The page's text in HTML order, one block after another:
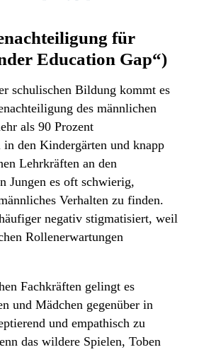
für
Education Gap“)
schulischen Bildung kommt es
des männlichen
als 90 Prozent
den Kindergärten und knapp
Lehrkräften an den
Jungen es oft schwierig,
Verhalten zu finden.
negativ stigmatisiert, weil
Rollenerwartungen
Fachkräften gelingt es
und Mädchen gegenüber in
und empathisch zu
das wildere Spielen, Toben